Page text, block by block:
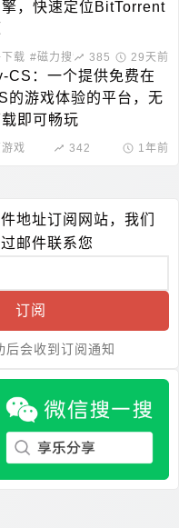
擎，快速定位BitTorrent
载 #磁力搜索 385 29天前
CS：一个提供免费在
的游戏体验的平台，无
即可畅玩
戏 342 1年前
地址订阅网站，我们
邮件联系您
订阅
后会收到订阅通知